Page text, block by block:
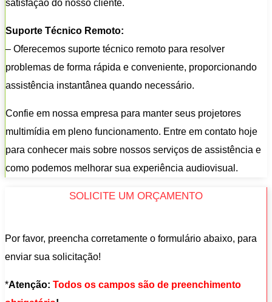
satisfação do nosso cliente.
Suporte Técnico Remoto:
– Oferecemos suporte técnico remoto para resolver
problemas de forma rápida e conveniente, proporcionando
assistência instantânea quando necessário.
Confie em nossa empresa para manter seus projetores
multimídia em pleno funcionamento. Entre em contato hoje
para conhecer mais sobre nossos serviços de assistência e
como podemos melhorar sua experiência audiovisual.
SOLICITE UM ORÇAMENTO
Por favor, preencha corretamente o formulário abaixo, para
enviar sua solicitação!
*Atenção: Todos os campos são de preenchimento